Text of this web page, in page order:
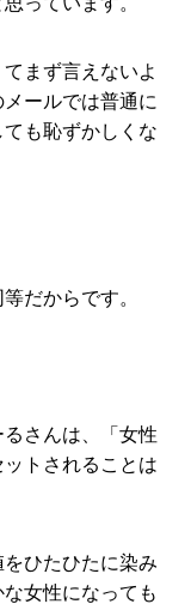
まず言えないよ
ールでは普通に
も恥ずかしくな
だからです。
さんは、「女性
トされることは
をひたひたに染み
女性になっても